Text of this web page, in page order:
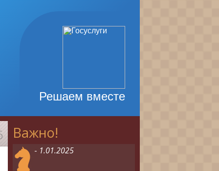
Решаем вместе
Важно!
- 1.01.2025